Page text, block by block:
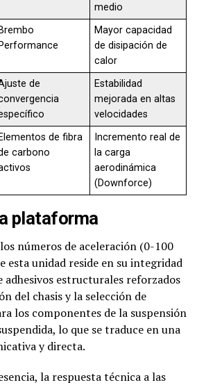
medio
Brembo
Performance
Mayor capacidad
de disipación de
calor
de
Estabilidad
mejorada en altas
velocidades
Elementos de fibra
carbono
Incremento real de
la carga
aerodinámica
(Downforce)
plataforma
números de aceleración (0-100
esta unidad reside en su integridad
adhesivos estructurales reforzados
del chasis y la selección de
los componentes de la suspensión
lo que se traduce en una
y directa.
la respuesta técnica a las